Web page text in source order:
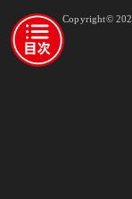
Copyright©